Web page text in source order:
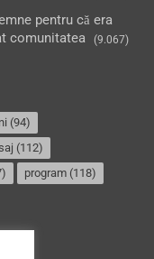
pentru că era
comunitatea
(9.067)
(94)
(112)
program (118)